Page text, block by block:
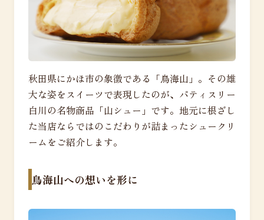
秋田県にかほ市の象徴である「鳥海山」。その雄
大な姿をスイーツで表現したのが、パティスリー
白川の名物商品「山シュー」です。地元に根ざし
た当店ならではのこだわりが詰まったシュークリ
ームをご紹介します。
鳥海山への想いを形に